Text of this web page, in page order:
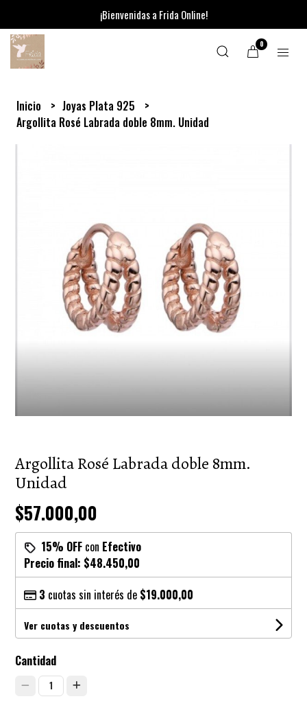
¡Bienvenidas a Frida Online!
0
Inicio
Joyas Plata 925
Argollita Rosé Labrada doble 8mm. Unidad
Argollita Rosé Labrada doble 8mm.
Unidad
$57.000,00
15% OFF con Efectivo
Precio final: $48.450,00
3 cuotas sin interés de $19.000,00
Ver cuotas y descuentos
Cantidad
1